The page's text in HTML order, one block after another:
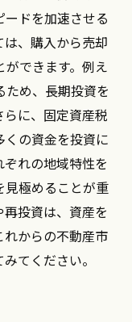
ドを加速させる
、購入から売却
できます。例え
め、長期投資を
に、固定資産税
の資金を投資に
れの地域特性を
見極めることが重
投資は、資産を
れからの不動産市
てください。